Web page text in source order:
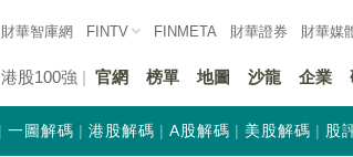
財華智庫網 FINTV FINMETA 財華證券 財華媒
港股100強 官網 榜單 地圖 沙龍 企業
一圖解碼 港股解碼 A股解碼 美股解碼 股